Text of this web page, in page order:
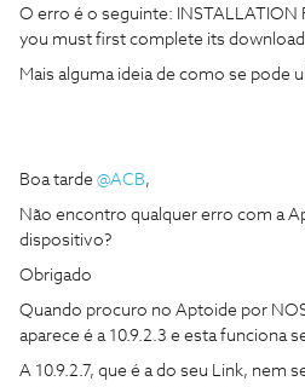
O erro é o seguinte: INSTALLATION
you must first complete its
Mais alguma ideia de como se pode
Boa tarde @ACB,
Não encontro qualquer erro com a
dispositivo?
Obrigado
Quando procuro no Aptoide por
aparece é a 10.9.2.3 e esta funciona
A 10.9.2.7, que é a do seu Link, nem